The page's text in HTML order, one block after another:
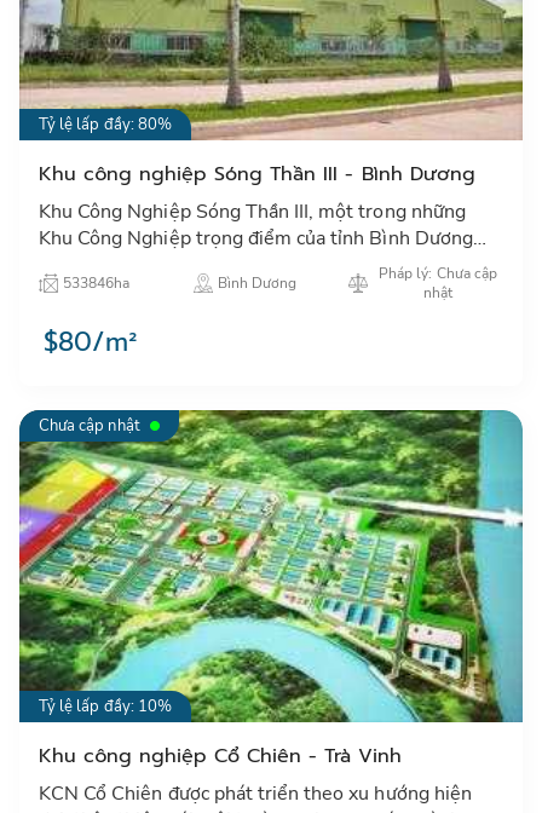
Tỷ lệ lấp đầy: 80%
Khu công nghiệp Sóng Thần III - Bình Dương
Khu Công Nghiệp Sóng Thần III, một trong những
Khu Công Nghiệp trọng điểm của tỉnh Bình Dương
533846ha Bình Dương
Pháp lý: Chưa cập
nhật
$80/m²
Chưa cập nhật
Tỷ lệ lấp đầy: 10%
Khu công nghiệp Cổ Chiên - Trà Vinh
KCN Cổ Chiên được phát triển theo xu hướng hiện